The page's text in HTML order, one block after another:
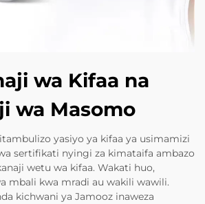
wa Kifaa na
wa Masomo
yasiyo ya kifaa ya usimamizi
sertifikati nyingi za kimataifa ambazo
wetu wa kifaa. Wakati huo,
mbali kwa mradi au wakili wawili.
kichwani ya Jamooz inaweza